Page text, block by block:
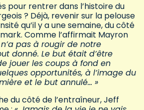
pour rentrer dans l’histoire du
? Déjà, revenir sur la pelouse
qu’il y a une semaine, du côté
Comme l’affirmait Mayron
n’a pas à rougir de notre
donné. Le but était d’être
jouer les coups à fond en
opportunités, à l’image du
et le but annulé… »
du côté de l’entraîneur, Jeff